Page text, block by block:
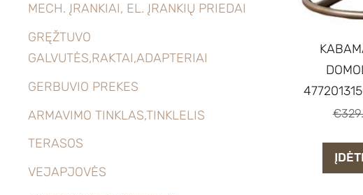
MECH. ĮRANKIAI, EL. ĮRANKIŲ PRIEDAI
GRĘŽTUVO
GALVUTĖS,RAKTAI,ADAPTERIAI
GERBUVIO PREKES
ARMAVIMO TINKLAS,TINKLELIS
TERASOS
VEJAPJOVĖS